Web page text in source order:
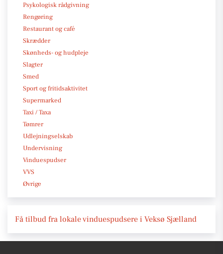
Psykologisk rådgivning
Rengøring
Restaurant og café
Skrædder
Skønheds- og hudpleje
Slagter
Smed
Sport og fritidsaktivitet
Supermarked
Taxi / Taxa
Tømrer
Udlejningselskab
Undervisning
Vinduespudser
VVS
Øvrige
Få tilbud fra lokale vinduespudsere i Veksø Sjælland